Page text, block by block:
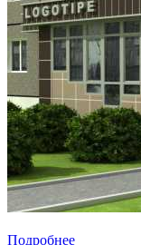
Подробнее